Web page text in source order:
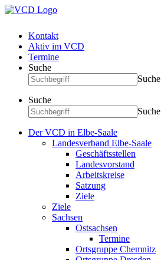
Kontakt
Aktiv im VCD
Termine
Suche
Suche
Suche
Suche
Der VCD in Elbe-Saale
Landesverband Elbe-Saale
Geschäftsstellen
Landesvorstand
Arbeitskreise
Satzung
Ziele
Ziele
Sachsen
Ostsachsen
Termine
Ortsgruppe Chemnitz